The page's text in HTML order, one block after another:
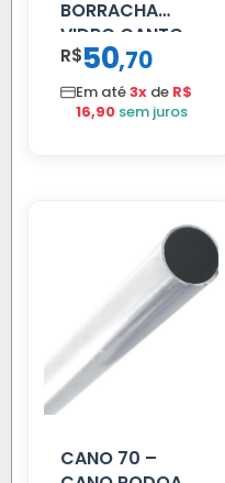
BORRACHA
VIDRO CANTO
VOLVO NL
80/88…
R$50,70
Em até3x de R$
16,90 sem juros
CANO 70 –